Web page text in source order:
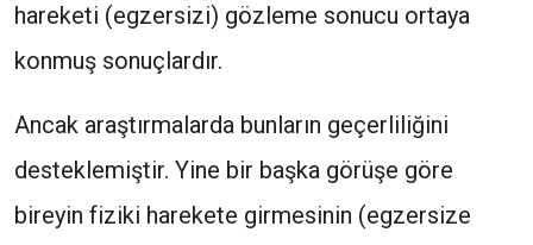
hareketi (egzersizi) gözleme sonucu ortaya
konmuş sonuçlardır.
Ancak araştırmalarda bunların geçerliliğini
desteklemiştir. Yine bir başka görüşe göre
bireyin fiziki harekete girmesinin (egzersize